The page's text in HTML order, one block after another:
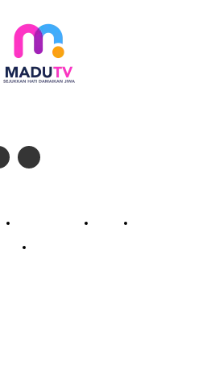
Pedoman Siber Kontak